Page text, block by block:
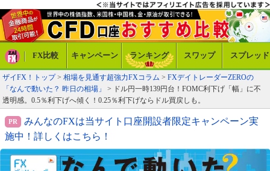
FX比較 キャンペーン ランキング スワップ スプレッド
ザイFX！トップ> 相場を見通す超強力FXコラム > FXデイトレーダーZEROの
「なんで動いた？ 昨日の相場」
> ドル円一時139円台！FOMC利下げ「幅」に不
透明感。0.5％利下げへ傾く！0.25％利下げならドル買戻しも。
みんなのFXは当サイト口座開設者限定キャンペーン実
施中！詳しくはこちら！